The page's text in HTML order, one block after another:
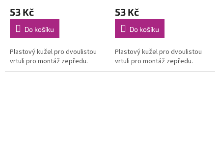
53 Kč
Do košíku
Plastový kužel pro dvoulistou
vrtuli pro montáž zepředu.
53 Kč
Do košíku
Plastový kužel pro dvoulistou
vrtuli pro montáž zepředu.